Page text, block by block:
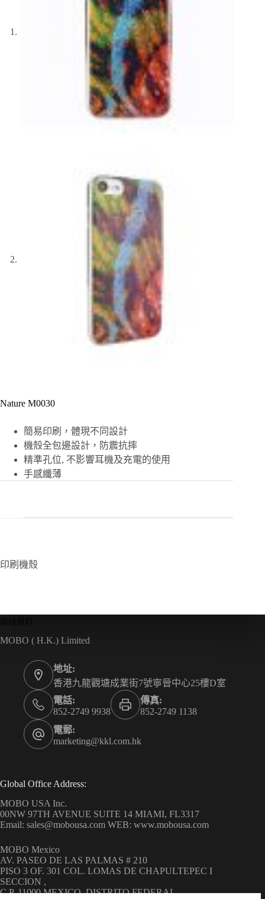
Nature M0030
簡易印刷，體現不同設計
機殼全包邊設計，防震抗摔
精準孔位, 不影響耳機及充電的使用
手感纖薄
印刷機殼
MOBO ( H.K.) Limited
地址:
香港九龍觀塘成業街7號寧晉中心25樓D室
電話:
852-2749 9938
傳真:
852-2749 1138
電郵:
marketing@kkl.com.hk
Global Office Address:
MOBO USA Inc.
00NW 97TH AVENUE SUITE 14 MIAMI, FL3317
Email: sales@mobousa.com WEB: www.mobousa.com
MOBO Mexico
AV. PASEO DE LAS PALMAS # 210
PISO 3 OF. 301 COL. LOMAS DE CHAPULTEPEC I
SECCION ,
C.P. 11000 MEXICO, DISTRITO FEDERAL